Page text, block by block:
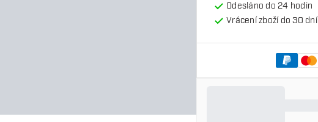
Odesláno do 24 hodin
Vrácení zboží do 30 dní